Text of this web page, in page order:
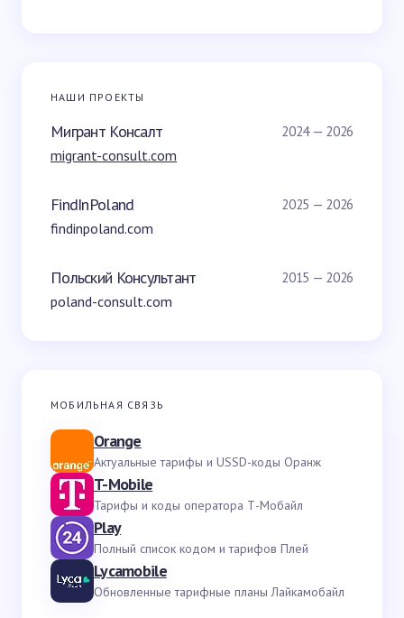
НАШИ ПРОЕКТЫ
Мигрант Консалт 2024 — 2026
migrant-consult.com
FindInPoland 2025 — 2026
findinpoland.com
Польский Консультант 2015 — 2026
poland-consult.com
МОБИЛЬНАЯ СВЯЗЬ
Orange
Актуальные тарифы и USSD-коды Оранж
T-Mobile
Тарифы и коды оператора Т-Мобайл
Play
Полный список кодом и тарифов Плей
Lycamobile
Обновленные тарифные планы Лайкамобайл